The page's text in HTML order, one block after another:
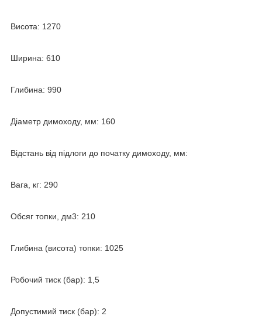
Висота: 1270
Ширина: 610
Глибина: 990
Діаметр димоходу, мм: 160
Відстань від підлоги до початку димоходу, мм:
Вага, кг: 290
Обсяг топки, дм3: 210
Глибина (висота) топки: 1025
Робочий тиск (бар): 1,5
Допустимий тиск (бар): 2